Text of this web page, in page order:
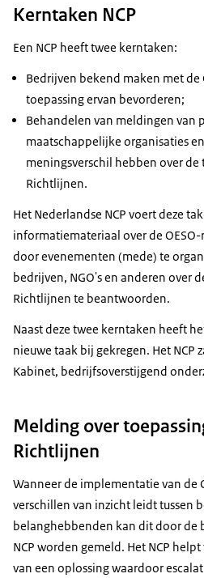
Kerntaken NCP
Een NCP heeft twee kerntaken:
Bedrijven bekend maken met
toepassing ervan bevorderen;
Behandelen van meldingen van
maatschappelijke organisaties
meningsverschil hebben over de
Richtlijnen.
Het Nederlandse NCP voert deze
informatiemateriaal over de
door evenementen (mede) te
bedrijven, NGO's en anderen over
Richtlijnen te beantwoorden.
Naast deze twee kerntaken heeft
nieuwe taak bij gekregen. Het NCP
Kabinet, bedrijfsoverstijgend
Melding over
Richtlijnen
Wanneer de implementatie van de
verschillen van inzicht leidt tussen
belanghebbenden kan dit door
NCP worden gemeld. Het NCP
van een oplossing waardoor